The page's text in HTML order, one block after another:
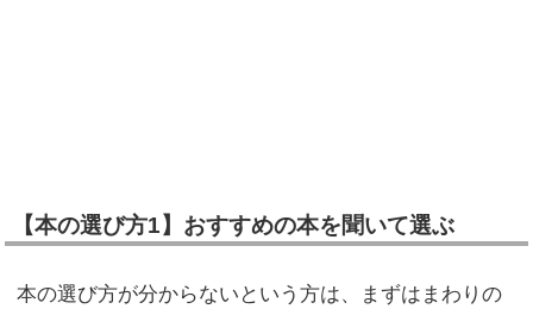
【本の選び方1】おすすめの本を聞いて選ぶ
本の選び方が分からないという方は、まずはまわりの